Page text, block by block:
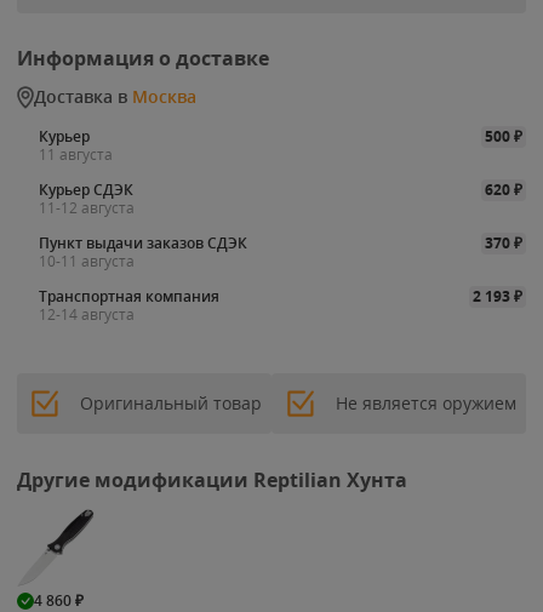
Информация о доставке
Доставка в Москва
Курьер 500₽
11 августа
Курьер СДЭК
620₽
11-12 августа
Пункт выдачи заказов СДЭК
370₽
10-11 августа
Транспортная компания
2 193₽
12-14 августа
Оригинальный товар Не является оружием
Другие модификации Reptilian Хунта
4 860₽